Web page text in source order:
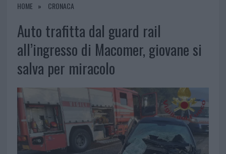
HOME CRONACA
Auto trafitta dal guard rail
all’ingresso di Macomer, giovane si
salva per miracolo